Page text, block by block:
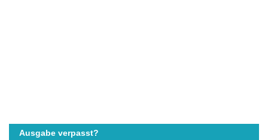
Ausgabe verpasst?